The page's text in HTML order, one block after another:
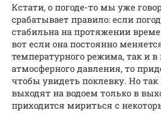
Кстати, о погоде-то мы уже
срабатывает правило: если
стабильна на протяжении
вот если она постоянно
температурного режима, так и в
атмосферного давления, то
чтобы увидеть поклевку. Но так
выходят на водоем только в
приходится мириться с